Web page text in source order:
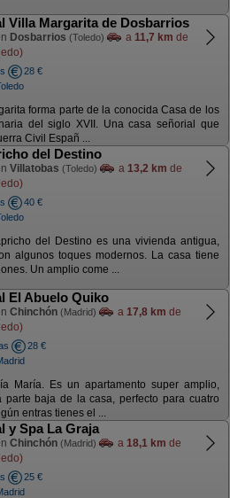
Villa Margarita de Dosbarrios
Dosbarrios (Toledo) a 11,7 km de
28 €
forma parte de la conocida Casa de los
del siglo XVII. Una casa señorial que
Civil Españ ...
del Destino
Villatobas (Toledo) a 13,2 km de
40 €
del Destino es una vivienda antigua,
algunos toques modernos. La casa tiene
Un amplio come ...
El Abuelo Quiko
Chinchón (Madrid) a 17,8 km de
28 €
María. Es un apartamento super amplio,
parte baja de la casa, perfecto para cuatro
entras tienes el ...
y Spa La Graja
Chinchón (Madrid) a 18,1 km de
25 €